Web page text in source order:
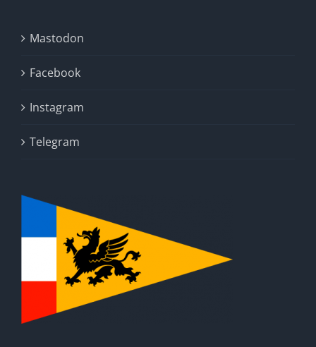
Mastodon
Facebook
Instagram
Telegram